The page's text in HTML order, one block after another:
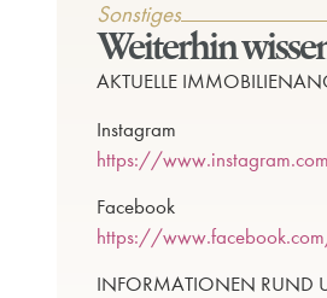
Sonstiges
Weiterhin
AKTUELLE
Instagram
https://
Facebook
https://
INFORMATIONEN RUND